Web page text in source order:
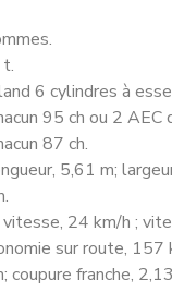
6 cylindres à
95 ch ou 2 AEC
87 ch.
5,61 m;
vitesse, 24 km/h ;
sur route, 157
coupure franche,